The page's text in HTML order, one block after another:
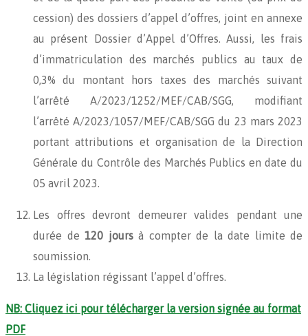
cession) des dossiers d’appel d’offres, joint en annexe
au présent Dossier d’Appel d’Offres. Aussi, les frais
d’immatriculation des marchés publics au taux de
0,3% du montant hors taxes des marchés suivant
l’arrêté A/2023/1252/MEF/CAB/SGG, modifiant
l’arrêté A/2023/1057/MEF/CAB/SGG du 23 mars 2023
portant attributions et organisation de la Direction
Générale du Contrôle des Marchés Publics en date du
05 avril 2023.
Les offres devront demeurer valides pendant une
durée de 120 joursà compter de la date limite de
soumission.
La législation régissant l’appel d’offres.
NB: Cliquez ici pour télécharger la version signée au format
PDF